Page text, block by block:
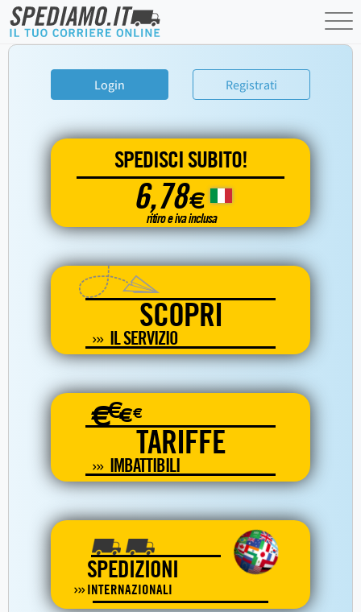
Login Registrati
SPEDISCI SUBITO!
6,78€
ritiro e iva inclusa
SCOPRI
IL SERVIZIO
€€€€
TARIFFE
IMBATTIBILI
SPEDIZIONI
INTERNAZIONALI